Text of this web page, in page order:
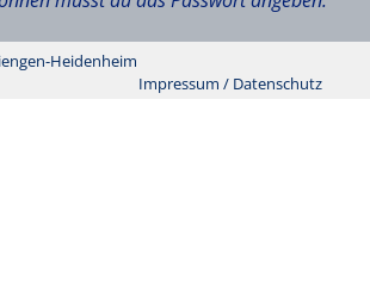
Heidenheim
Impressum / Datenschutz